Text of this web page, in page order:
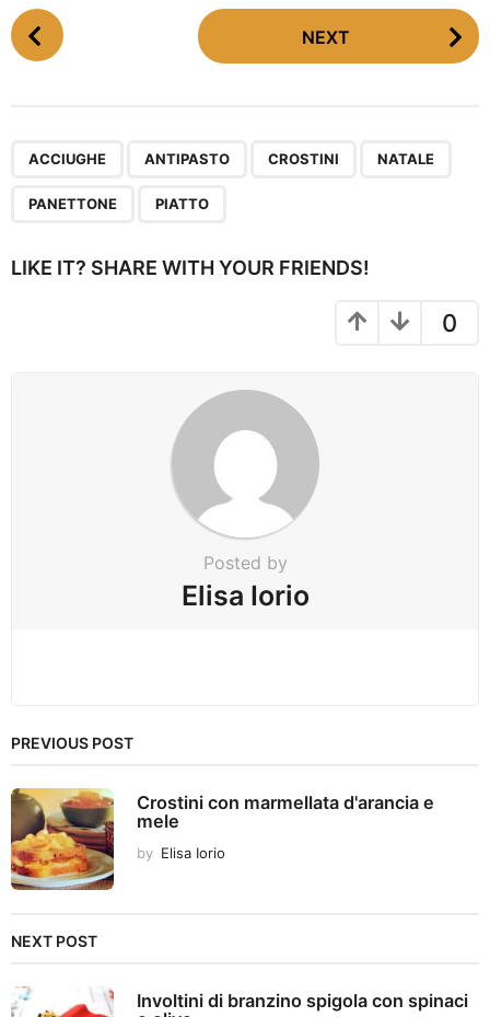
P
o
a
NEXT
ACCIUGHE ANTIPASTO CROSTINI NATALE
PANETTONE PIATTO
LIKE IT? SHARE WITH YOUR FRIENDS!
0
Posted by
Elisa Iorio
PREVIOUS POST
Crostini con marmellata d'arancia e
mele
by Elisa Iorio
NEXT POST
Involtini di branzino spigola con spinaci